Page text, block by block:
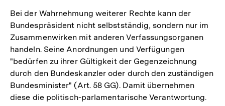
Bei der Wahrnehmung weiterer Rechte kann der
Bundespräsident nicht selbstständig, sondern nur im
Zusammenwirken mit anderen Verfassungsorganen
handeln. Seine Anordnungen und Verfügungen
"bedürfen zu ihrer Gültigkeit der Gegenzeichnung
durch den Bundeskanzler oder durch den zuständigen
Bundesminister" (Art. 58 GG). Damit übernehmen
diese die politisch-parlamentarische Verantwortung.